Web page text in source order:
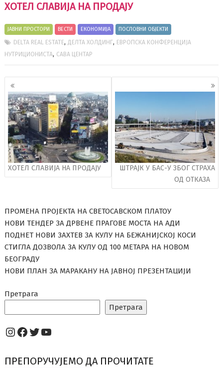
ХОТЕЛ СЛАВИЈА НА ПРОДАЈУ
ЈАВНИ ПРОСТОРИ ВЕСТИ ЕКОНОМИЈА ПОСЛОВНИ ОБЈЕКТИ
DELTA REAL ESTATE,ДЕЛТА ХОЛДИНГ, ЕВРОПСКА КОНФЕРЕНЦИЈА
НУТРИЦИОНИСТА, САВА ЦЕНТАР
Кретање
чланака
ХОТЕЛ СЛАВИЈА НА ПРОДАЈУ
ШТРАЈК У БАС-У ЗБОГ СТРАХА
ОД ОТКАЗА
ПРОМЕНА ПРОЈЕКТА НА СВЕТОСАВСКОМ ПЛАТОУ
НОВИ ТЕНДЕР ЗА ДРВЕНЕ ПРАГОВЕ МОСТА НА АДИ
ПОДНЕТ НОВИ ЗАХТЕВ ЗА КУЛУ НА БЕЖАНИЈСКОЈ КОСИ
СТИГЛА ДОЗВОЛА ЗА КУЛУ ОД 100 МЕТАРА НА НОВОМ
БЕОГРАДУ
НОВИ ПЛАН ЗА МАРАКАНУ НА ЈАВНОЈ ПРЕЗЕНТАЦИЈИ
Претрага
Претрага
Instagram
Facebook
Twitter
YouTube
ПРЕПОРУЧУЈЕМО ДА ПРОЧИТАТЕ